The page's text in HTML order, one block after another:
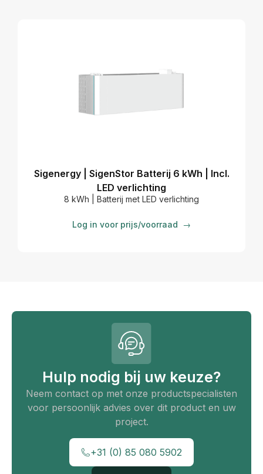
Sigenergy | SigenStor Batterij 6 kWh | Incl.
LED verlichting
8 kWh | Batterij met LED verlichting
Log in voor prijs/voorraad →
Hulp nodig bij uw keuze?
Neem contact op met onze productspecialisten
voor persoonlijk advies over dit product en uw
project.
+31 (0) 85 080 5902